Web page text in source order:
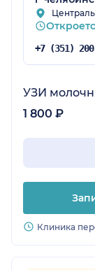
УЗИ
1 800 ₽
Клиника